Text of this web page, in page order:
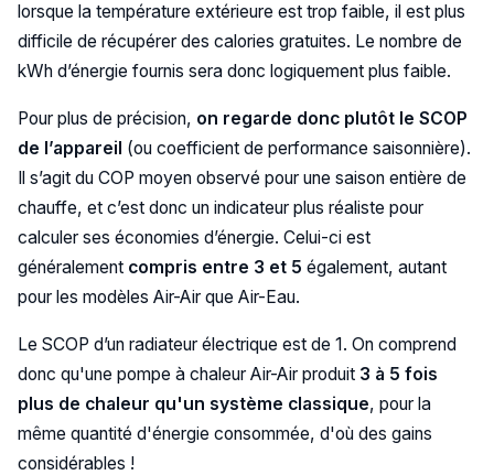
lorsque la température extérieure est trop faible, il est plus
difficile de récupérer des calories gratuites. Le nombre de
kWh d’énergie fournis sera donc logiquement plus faible.
Pour plus de précision, on regarde donc plutôt le SCOP
de l’appareil (ou coefficient de performance saisonnière).
Il s’agit du COP moyen observé pour une saison entière de
chauffe, et c’est donc un indicateur plus réaliste pour
calculer ses économies d’énergie. Celui-ci est
généralement compris entre 3 et 5 également, autant
pour les modèles Air-Air que Air-Eau.
Le SCOP d’un radiateur électrique est de 1. On comprend
donc qu'une pompe à chaleur Air-Air produit 3 à 5 fois
plus de chaleur qu'un système classique, pour la
même quantité d'énergie consommée, d'où des gains
considérables !